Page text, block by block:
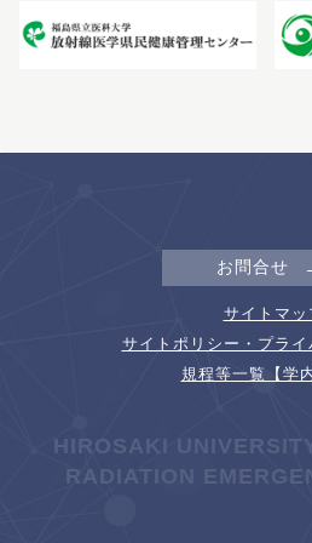
お問合せ
サイトマッ
サイトポリシー・プラ
規程等一覧【学
HIROSAKI
RADIATION